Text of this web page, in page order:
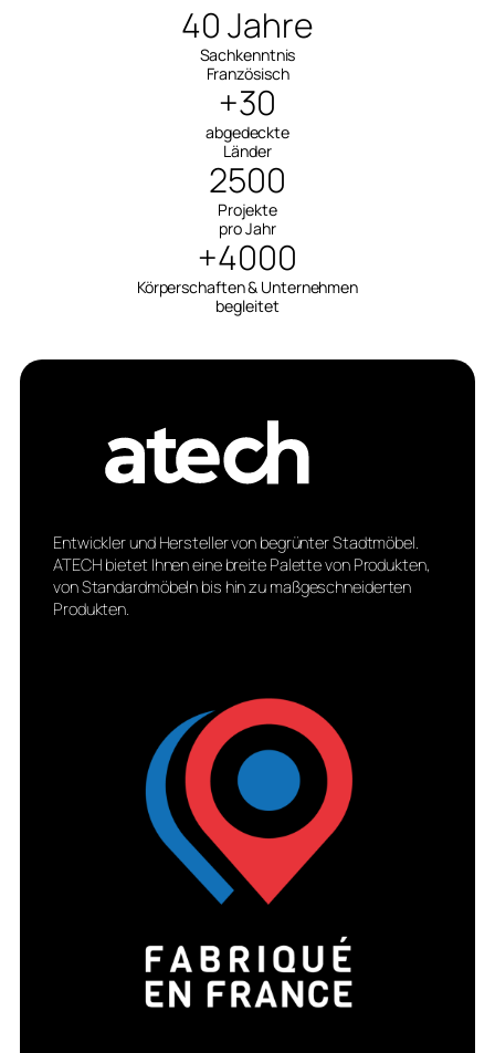
40 Jahre
Sachkenntnis
Französisch
+30
abgedeckte
Länder
2500
Projekte
pro Jahr
+4000
Körperschaften & Unternehmen
begleitet
Entwickler und Hersteller von begrünter Stadtmöbel.
ATECH bietet Ihnen eine breite Palette von Produkten,
von Standardmöbeln bis hin zu maßgeschneiderten
Produkten.